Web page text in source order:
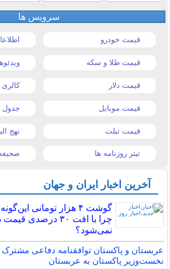
سرویس ها
قیمت خودرو
قیمت طلا و سکه
قیمت دلار
قیمت موبایل جدول
قیمت تبلت نهج
تیتر روزنامه ها
آخرین اخبار ایران و جهان
گوشت ۴ هزار تومانی
چرا با افت ۳۰
نمی‌شود؟
عربستان و پاکستان توافقنامه دفاعی
نخست‌وزیر پاکستان به عربستان